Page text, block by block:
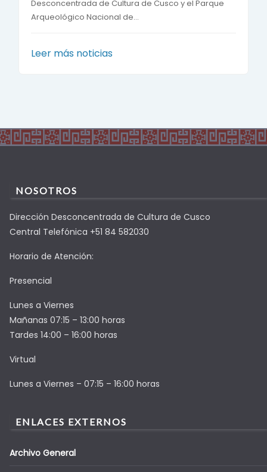
Desconcentrada de Cultura de Cusco y el Parque
Arqueológico Nacional de...
Leer más noticias
NOSOTROS
Dirección Desconcentrada de Cultura de Cusco
Central Telefónica +51 84 582030
Horario de Atención:
Presencial
Lunes a Viernes
Mañanas 07:15 – 13:00 horas
Tardes 14:00 – 16:00 horas
Virtual
Lunes a Viernes – 07:15 – 16:00 horas
ENLACES EXTERNOS
Archivo General